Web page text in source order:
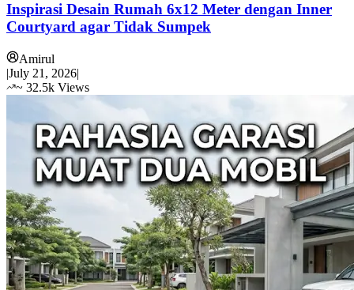
Inspirasi Desain Rumah 6x12 Meter dengan Inner
Courtyard agar Tidak Sumpek
Amirul
|July 21, 2026|
~ 32.5k Views